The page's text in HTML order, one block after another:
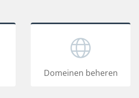
Domeinen beheren